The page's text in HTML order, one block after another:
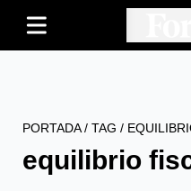
PORTADA/ TAG /
equilibrio